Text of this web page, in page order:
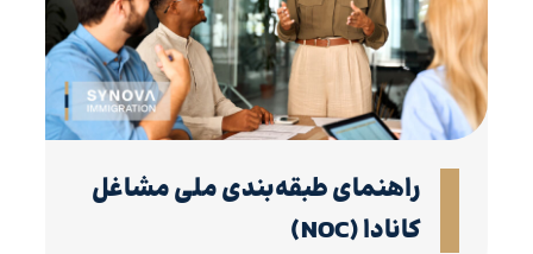
راهنمای طبقه‌بندی ملی مشاغل
کانادا (NOC)